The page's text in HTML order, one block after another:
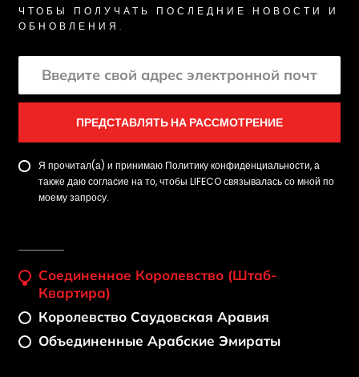
ЧТОБЫ ПОЛУЧАТЬ ПОСЛЕДНИЕ НОВОСТИ И
ОБНОВЛЕНИЯ.
ПРЕДСТАВЛЯТЬ НА РАССМОТРЕНИЕ
Я прочитал(а) и принимаю Политику конфиденциальности, а
также даю согласие на то, чтобы LIFECO связывалась со мной по
моему запросу.
Соединенное Королевство (штаб-
Квартира)
Королевство Саудовская Аравия
Объединенные Арабские Эмираты